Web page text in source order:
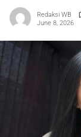
Redaksi WB
June 8, 2026